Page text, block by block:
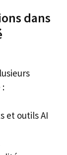
dans
:
et outils AI